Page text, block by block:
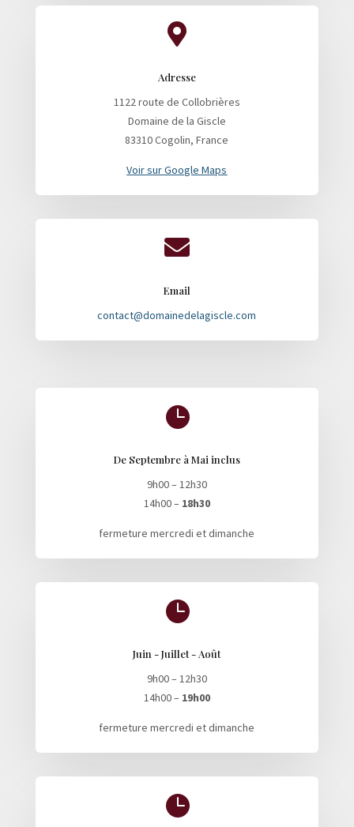

Adresse
1122 route de Collobrières
Domaine de la Giscle
83310 Cogolin, France
Voir sur Google Maps

Email
contact@domainedelagiscle.com

De Septembre à Mai inclus
9h00 – 12h30
14h00 – 18h30
fermeture mercredi et dimanche

Juin - Juillet - Août
9h00 – 12h30
14h00 – 19h00
fermeture mercredi et dimanche
